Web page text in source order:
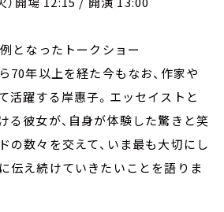
となったトークショー
70年以上を経た今もなお、作家や
活躍する岸惠子。エッセイストと
る彼女が、自身が体験した驚きと笑
の数々を交えて、いま最も大切にし
伝え続けていきたいことを語りま